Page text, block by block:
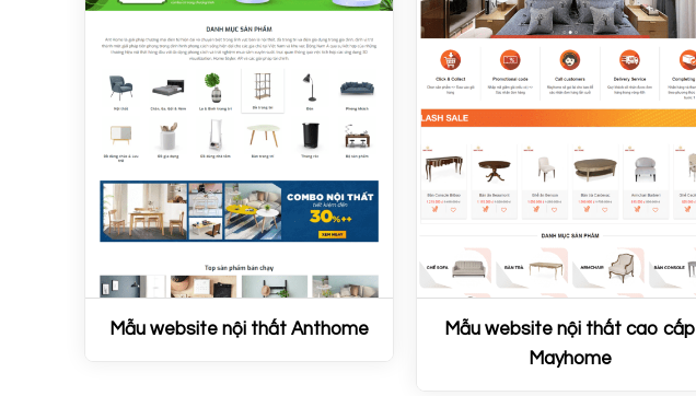
Mẫu website nội thất Anthome
Mẫu website nội thất cao cấp
Mayhome